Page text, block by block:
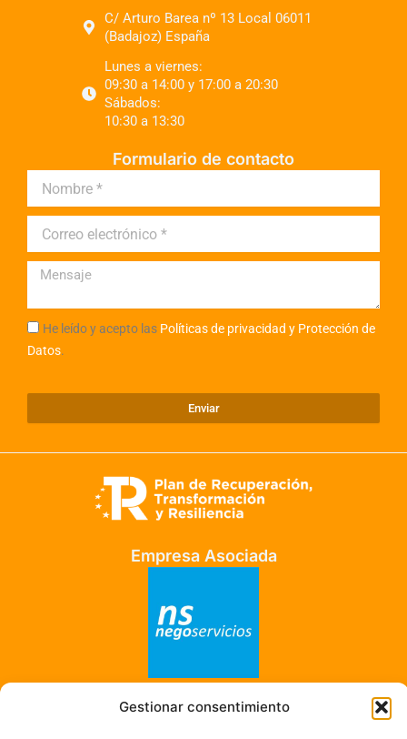
Gestionar consentimiento
C/ Arturo Barea nº 13 Local 06011
(Badajoz) España
Lunes a viernes:
09:30 a 14:00 y 17:00 a 20:30
Sábados:
10:30 a 13:30
Formulario de contacto
He leído y acepto las Políticas de privacidad y Protección de
Datos.
Enviar
Empresa Asociada
Empresa Adherida